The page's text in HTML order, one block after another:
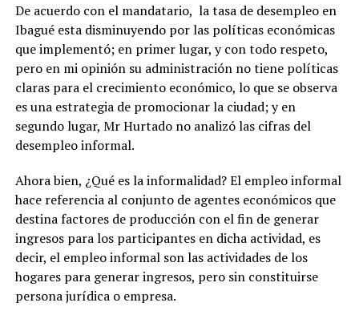
De acuerdo con el mandatario, la tasa de desempleo en
Ibagué esta disminuyendo por las políticas económicas
que implementó; en primer lugar, y con todo respeto,
pero en mi opinión su administración no tiene políticas
claras para el crecimiento económico, lo que se observa
es una estrategia de promocionar la ciudad; y en
segundo lugar, Mr Hurtado no analizó las cifras del
desempleo informal.
Ahora bien, ¿Qué es la informalidad? El empleo informal
hace referencia al conjunto de agentes económicos que
destina factores de producción con el fin de generar
ingresos para los participantes en dicha actividad, es
decir, el empleo informal son las actividades de los
hogares para generar ingresos, pero sin constituirse
persona jurídica o empresa.